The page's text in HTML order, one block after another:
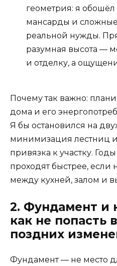
геометрия: я
мансарды и
реальной нужды.
разумная высота —
и отделку, а
Почему так важно:
дома и его
Я бы остановился на
минимизация лестниц
привязка к участку.
проходят быстрее,
между кухней, залом и
2. Фундамент и
как не попасть
поздних
Фундамент — не место